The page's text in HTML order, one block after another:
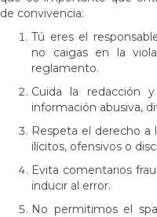
de convivencia:
Tú eres el
no caigas en la
reglamento.
Cuida la redacción
información abusiva,
Respeta el derecho a
ilícitos, ofensivos o
Evita comentarios
inducir al error.
No permitimos el